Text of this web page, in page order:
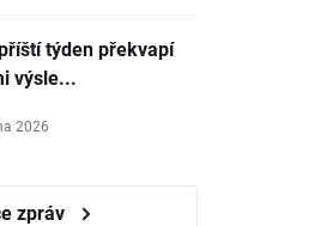
týden překvapí
výsle...
2026
zpráv